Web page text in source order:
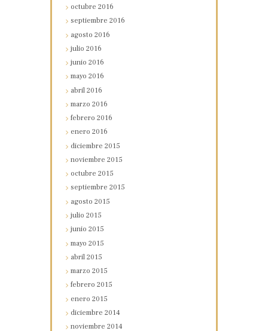
octubre2016
septiembre2016
agosto2016
julio2016
junio2016
mayo2016
abril2016
marzo2016
febrero2016
enero2016
diciembre2015
noviembre2015
octubre2015
septiembre2015
agosto2015
julio2015
junio2015
mayo2015
abril2015
marzo2015
febrero2015
enero2015
diciembre2014
noviembre2014